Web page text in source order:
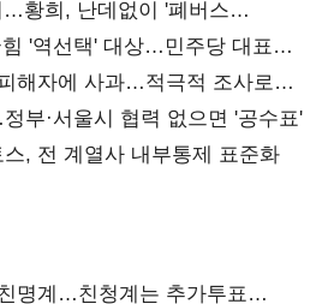
황희, 난데없이 '폐버스
'역선택' 대상…민주당 대표로
해자에 사과…적극적 조사로
부·서울시 협력 없으면 '공수표'
, 전 계열사 내부통제 표준화
명계…친청계는 추가투표